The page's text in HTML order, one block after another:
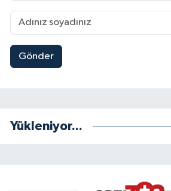
Gönder
Yükleniyor...